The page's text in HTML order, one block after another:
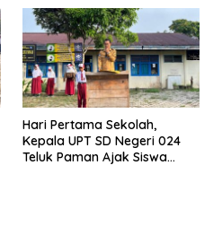
Hari Pertama Sekolah,
Kepala UPT SD Negeri 024
Teluk Paman Ajak Siswa